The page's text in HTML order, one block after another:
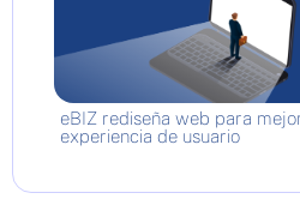
eBIZ rediseña web para
experiencia de usuario